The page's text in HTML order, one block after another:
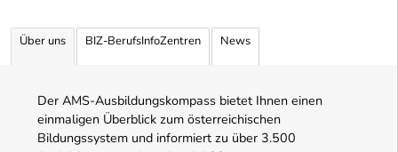
Über uns BIZ-BerufsInfoZentren News
Der AMS-Ausbildungskompass bietet Ihnen einen
einmaligen Überblick zum österreichischen
Bildungssystem und informiert zu über 3.500